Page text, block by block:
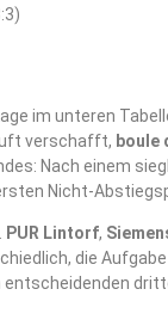
im unteren
verschafft, boule
Nach einem
Nicht-
PUR Lintorf,
die
entscheidenden